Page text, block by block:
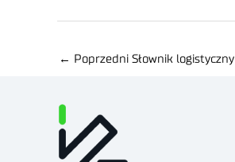
← Poprzedni Słownik logistyczny